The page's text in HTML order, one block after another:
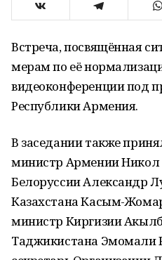
Встреча, посвящённая
мерам по её
видеоконференции под
Республики Армения.
В заседании также
министр Армении
Белоруссии Александр
Казахстана Касым-
министр Киргизии
Таджикистана Эмомали